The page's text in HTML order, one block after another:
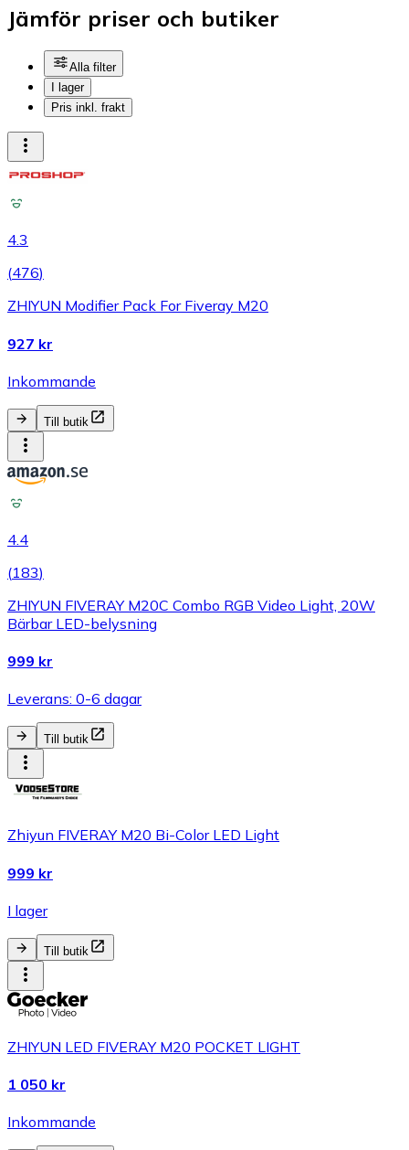
Jämför priser och butiker
Alla filter
I lager
Pris inkl. frakt
4.3
(476)
ZHIYUN Modifier Pack For Fiveray M20
927 kr
Inkommande
Till butik
4.4
(183)
ZHIYUN FIVERAY M20C Combo RGB Video Light, 20W
Bärbar LED-belysning
999 kr
Leverans: 0-6 dagar
Till butik
Zhiyun FIVERAY M20 Bi-Color LED Light
999 kr
I lager
Till butik
ZHIYUN LED FIVERAY M20 POCKET LIGHT
1 050 kr
Inkommande